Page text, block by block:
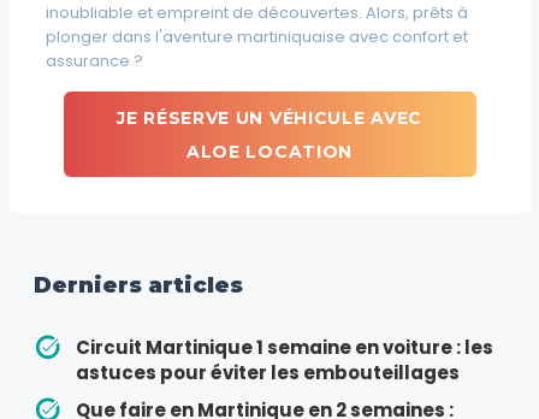
inoubliable et empreint de découvertes. Alors, prêts à
plonger dans l'aventure martiniquaise avec confort et
assurance ?
JE RÉSERVE UN VÉHICULE AVEC
ALOE LOCATION
Derniers articles
Circuit Martinique 1 semaine en voiture : les
astuces pour éviter les embouteillages
Que faire en Martinique en 2 semaines :